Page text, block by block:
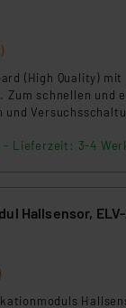
(High Quality) mit
Zum schnellen und
Lieferzeit: 3-4
Hallsensor,